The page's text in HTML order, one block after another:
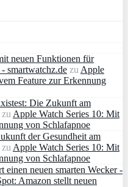
neuen Funktionen für
smartwatchz.de zu Apple
Feature zur Erkennung
Die Zukunft am
zu Apple Watch Series 10: Mit
von Schlafapnoe
der Gesundheit am
zu Apple Watch Series 10: Mit
von Schlafapnoe
einen neuen smarten Wecker -
Amazon stellt neuen